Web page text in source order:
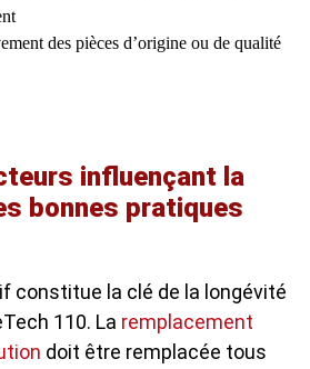
des pièces d’origine ou de qualité
influençant la
bonnes pratiques
constitue la clé de la longévité
110. La remplacement
doit être remplacée tous